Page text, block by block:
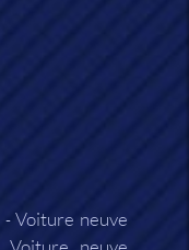
Voiture neuve